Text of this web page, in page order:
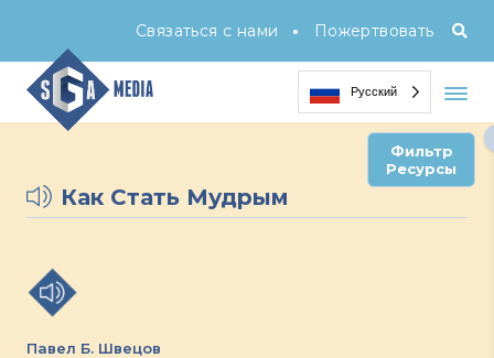
Связаться с нами • Пожертвовать
Русский
Фильтр
Ресурсы
Как Стать Мудрым
Павел Б. Швецов